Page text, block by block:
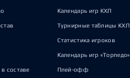
составе
Календарь игр КХЛ
Турнирные таблицы КХЛ
Статистика игроков
Календарь игр «Торпедо»
Плей-офф